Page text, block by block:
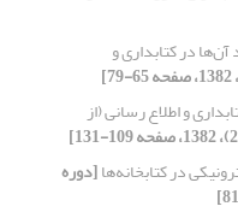
در کتابداری و
و اطلاع رسانی (از
در کتابخانه‌ها[دوره